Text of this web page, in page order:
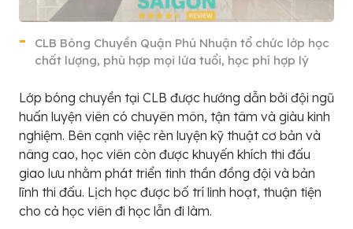
CLB Bóng Chuyền Quận Phú Nhuận tổ chức lớp học
chất lượng, phù hợp mọi lứa tuổi, học phí hợp lý
Lớp bóng chuyền tại CLB được hướng dẫn bởi đội ngũ
huấn luyện viên có chuyên môn, tận tâm và giàu kinh
nghiệm. Bên cạnh việc rèn luyện kỹ thuật cơ bản và
nâng cao, học viên còn được khuyến khích thi đấu
giao lưu nhằm phát triển tinh thần đồng đội và bản
lĩnh thi đấu. Lịch học được bố trí linh hoạt, thuận tiện
cho cả học viên đi học lẫn đi làm.